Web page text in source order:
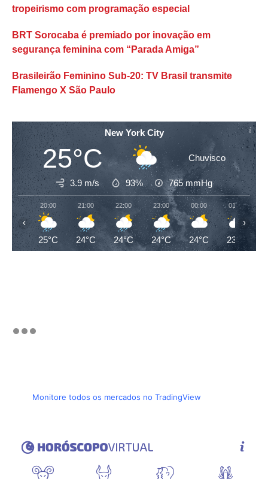
tropeirismo com programação especial
BRT Sorocaba é premiado por inovação em
segurança feminina com “Parada Amiga”
Brasileirão Feminino Sub-20: TV Brasil transmite
Flamengo X São Paulo
New York City
25°C Chuvisco
3.9 m/s 93% 765mmHg
20:00
25°C
21:00
24°C
22:00
24°C
23:00
24°C
00:00
24°C
01:00
23°C
‹ ›
Monitore todos os mercados no TradingView